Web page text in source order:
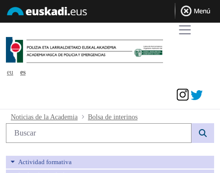
eu
es
Bolsa de interinos - avpe
Noticias de la Academia Bolsa de interinos
Búsqueda web
Actividad formativa